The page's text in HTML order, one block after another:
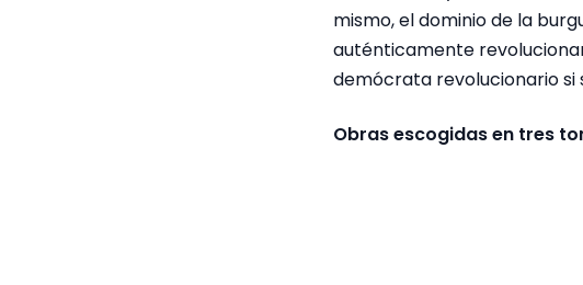
mismo, el dominio de la
auténticamente
demócrata revolucionario si
Obras escogidas en tres